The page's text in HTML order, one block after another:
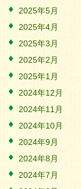
2025年5月
2025年4月
2025年3月
2025年2月
2025年1月
2024年12月
2024年11月
2024年10月
2024年9月
2024年8月
2024年7月